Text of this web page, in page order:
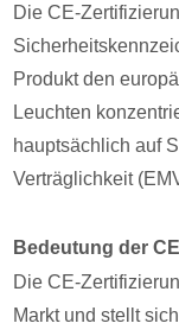
Die CE-
Produkt den
Leuchten
hauptsächlich auf
Verträglichkeit
Bedeutung der
Die CE-
Markt und stellt